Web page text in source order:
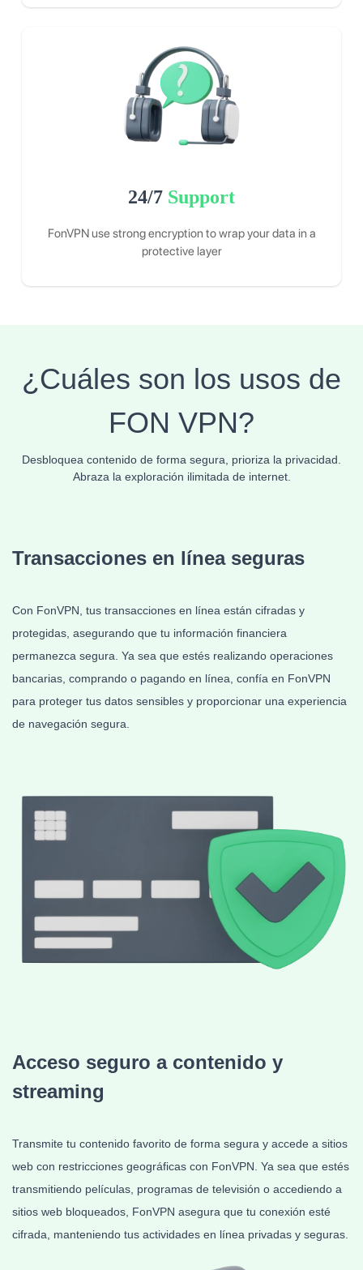
24/7 Support
FonVPN use strong encryption to wrap your data in a
protective layer
¿Cuáles son los usos de
FON VPN?
Desbloquea contenido de forma segura, prioriza la privacidad.
Abraza la exploración ilimitada de internet.
Transacciones en línea seguras
Con FonVPN, tus transacciones en línea están cifradas y
protegidas, asegurando que tu información financiera
permanezca segura. Ya sea que estés realizando operaciones
bancarias, comprando o pagando en línea, confía en FonVPN
para proteger tus datos sensibles y proporcionar una experiencia
de navegación segura.
Acceso seguro a contenido y
streaming
Transmite tu contenido favorito de forma segura y accede a sitios
web con restricciones geográficas con FonVPN. Ya sea que estés
transmitiendo películas, programas de televisión o accediendo a
sitios web bloqueados, FonVPN asegura que tu conexión esté
cifrada, manteniendo tus actividades en línea privadas y seguras.